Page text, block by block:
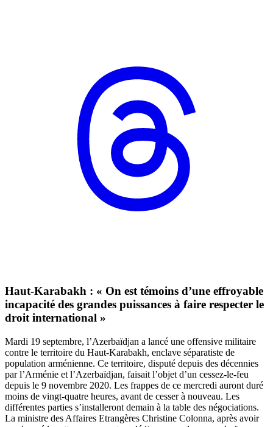
Haut-Karabakh : « On est témoins d’une effroyable
incapacité des grandes puissances à faire respecter le
droit international »
Mardi 19 septembre, l’Azerbaïdjan a lancé une offensive militaire
contre le territoire du Haut-Karabakh, enclave séparatiste de
population arménienne. Ce territoire, disputé depuis des décennies
par l’Arménie et l’Azerbaïdjan, faisait l’objet d’un cessez-le-feu
depuis le 9 novembre 2020. Les frappes de ce mercredi auront duré
moins de vingt-quatre heures, avant de cesser à nouveau. Les
différentes parties s’installeront demain à la table des négociations.
La ministre des Affaires Etrangères Christine Colonna, après avoir